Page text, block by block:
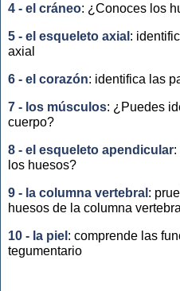
4 - el cráneo: ¿Conoces los
5 - el esqueleto axial :
axial
6 - el corazón: identifica las
7 - los músculos: ¿Puedes
cuerpo?
8 - el esqueleto apendicular:
los huesos?
9 - la columna vertebral :
huesos de la columna vertebral
10 - la piel : comprende las
tegumentario